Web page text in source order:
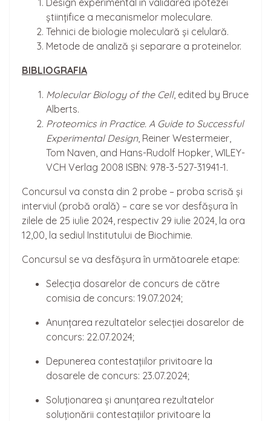
Design experimental în validarea ipotezei
științifice a mecanismelor moleculare.
Tehnici de biologie moleculară și celulară.
Metode de analiză și separare a proteinelor.
BIBLIOGRAFIA
Molecular Biology of the Cell, edited by Bruce
Alberts.
Proteomics in Practice. A Guide to Successful
Experimental Design, Reiner Westermeier,
Tom Naven, and Hans-Rudolf Hopker, WILEY-
VCH Verlag 2008 ISBN: 978-3-527-31941-1.
Concursul va consta din 2 probe – proba scrisă și
interviul (probă orală) – care se vor desfășura în
zilele de 25 iulie 2024, respectiv 29 iulie 2024, la ora
12,00, la sediul Institutului de Biochimie.
Concursul se va desfășura în următoarele etape:
Selecția dosarelor de concurs de către
comisia de concurs: 19.07.2024;
Anunțarea rezultatelor selecției dosarelor de
concurs: 22.07.2024;
Depunerea contestațiilor privitoare la
dosarele de concurs: 23.07.2024;
Soluționarea și anunțarea rezultatelor
soluționării contestațiilor privitoare la